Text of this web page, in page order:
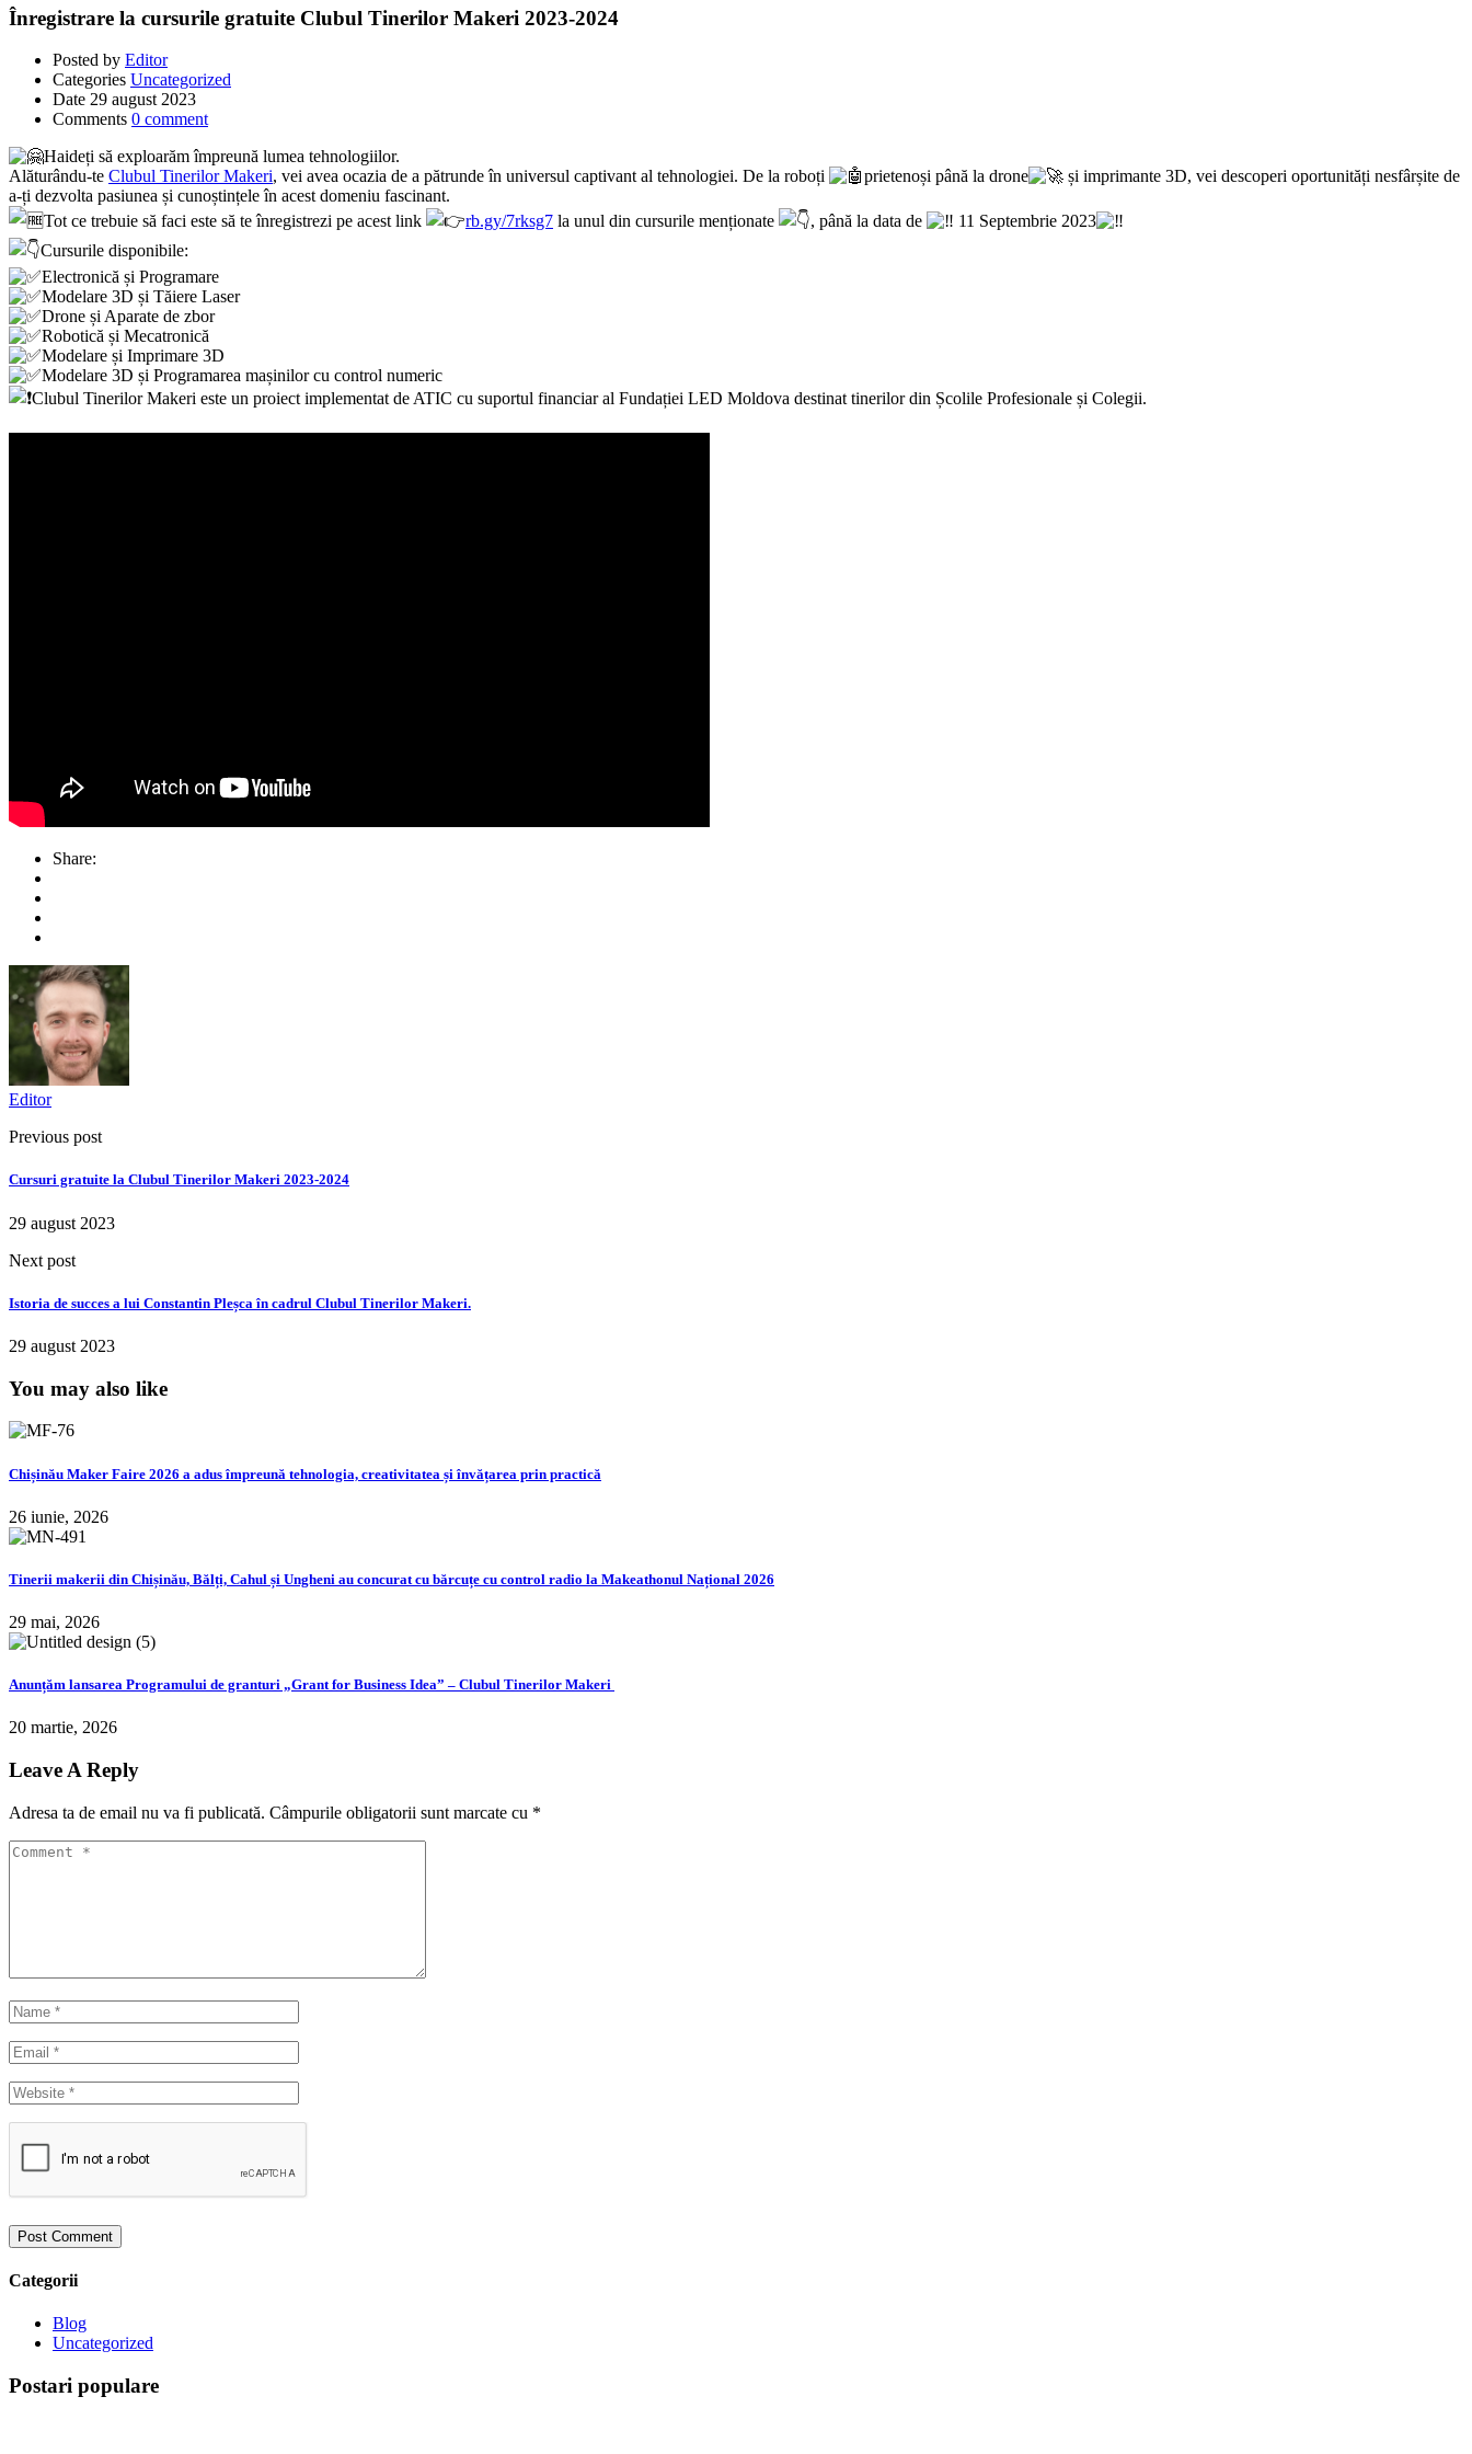
Înregistrare la cursurile gratuite Clubul Tinerilor Makeri 2023-2024
Posted by Editor
Categories Uncategorized
Date 29 august 2023
Comments 0 comment
Haideți să exploarăm împreună lumea tehnologiilor.
Alăturându-te Clubul Tinerilor Makeri, vei avea ocazia de a pătrunde în universul captivant al tehnologiei. De la roboți prietenoși până la drone
și imprimante 3D, vei descoperi oportunități nesfârșite de
a-ți dezvolta pasiunea și cunoștințele în acest domeniu fascinant.
Tot ce trebuie să faci este să te înregistrezi pe acest link
rb.gy/7rksg7 la unul din cursurile menționate , până la data de
11 Septembrie 2023
Cursurile disponibile:
Electronică și Programare
Modelare 3D și Tăiere Laser
Drone și Aparate de zbor
Robotică și Mecatronică
Modelare și Imprimare 3D
Modelare 3D și Programarea mașinilor cu control numeric
Clubul Tinerilor Makeri este un proiect implementat de ATIC cu suportul financiar al Fundației LED Moldova destinat tinerilor din Școlile Profesionale și Colegii.
Share:
Editor
Previous post
Cursuri gratuite la Clubul Tinerilor Makeri 2023-2024
29 august 2023
Next post
Istoria de succes a lui Constantin Pleșca în cadrul Clubul Tinerilor Makeri.
29 august 2023
You may also like
Chișinău Maker Faire 2026 a adus împreună tehnologia, creativitatea și învățarea prin practică
26 iunie, 2026
Tinerii makerii din Chișinău, Bălți, Cahul și Ungheni au concurat cu bărcuțe cu control radio la Makeathonul Național 2026
29 mai, 2026
Anunțăm lansarea Programului de granturi „Grant for Business Idea” – Clubul Tinerilor Makeri
20 martie, 2026
Leave A Reply
Adresa ta de email nu va fi publicată. Câmpurile obligatorii sunt marcate cu *
Categorii
Blog
Uncategorized
Postari populare